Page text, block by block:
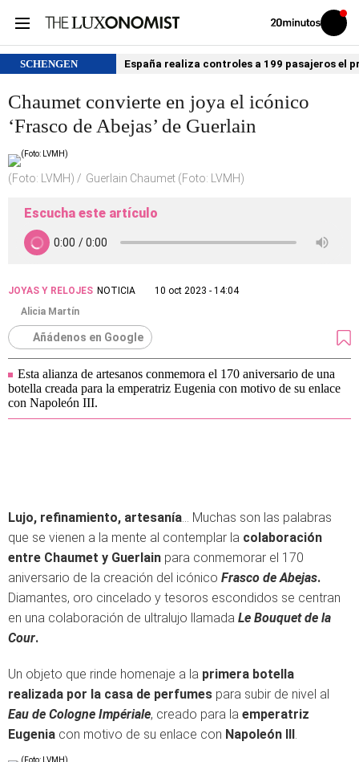
Volver
Iniciar
sesión
SCHENGEN España realiza controles a 199 pasajeros el
Chaumet convierte en joya el icónico
‘Frasco de Abejas’ de Guerlain
(Foto: LVMH) Guerlain Chaumet (Foto: LVMH)
Escucha este artículo
JOYAS Y RELOJES NOTICIA
10 oct 2023 - 14:04
Alicia Martín
Añádenos en Google
Esta alianza de artesanos conmemora el 170 aniversario de una
botella creada para la emperatriz Eugenia con motivo de su enlace
con Napoleón III.
Lujo, refinamiento, artesanía… Muchas son las palabras
que se vienen a la mente al contemplar la colaboración
entre Chaumet y Guerlain para conmemorar el 170
aniversario de la creación del icónico Frasco de Abejas.
Diamantes, oro cincelado y tesoros escondidos se centran
en una colaboración de ultralujo llamada Le Bouquet de la
Cour.
Un objeto que rinde homenaje a la primera botella
realizada por la casa de perfumes para subir de nivel al
Eau de Cologne Impériale, creado para la emperatriz
Eugenia con motivo de su enlace con Napoleón III.